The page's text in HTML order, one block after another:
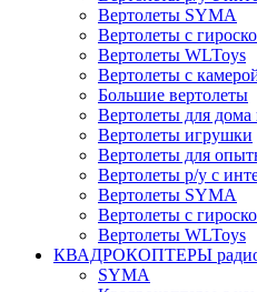
Вертолеты SYMA
Вертолеты с
Вертолеты WLToys
Вертолеты с
Большие вертолеты
Вертолеты для
Вертолеты игрушки
Вертолеты для
Вертолеты р/у с
Вертолеты SYMA
Вертолеты с
Вертолеты WLToys
КВАДРОКОПТЕРЫ
SYMA